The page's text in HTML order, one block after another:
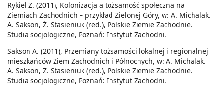
Rykiel Z. (2011), Kolonizacja a tożsamość społeczna na
Ziemiach Zachodnich – przykład Zielonej Góry, w: A. Michalak.
A. Sakson, Ż. Stasieniuk (red.), Polskie Ziemie Zachodnie.
Studia socjologiczne, Poznań: Instytut Zachodni.
Sakson A. (2011), Przemiany tożsamości lokalnej i regionalnej
mieszkańców Ziem Zachodnich i Północnych, w: A. Michalak.
A. Sakson, Ż. Stasieniuk (red.), Polskie Ziemie Zachodnie.
Studia socjologiczne, Poznań: Instytut Zachodni.